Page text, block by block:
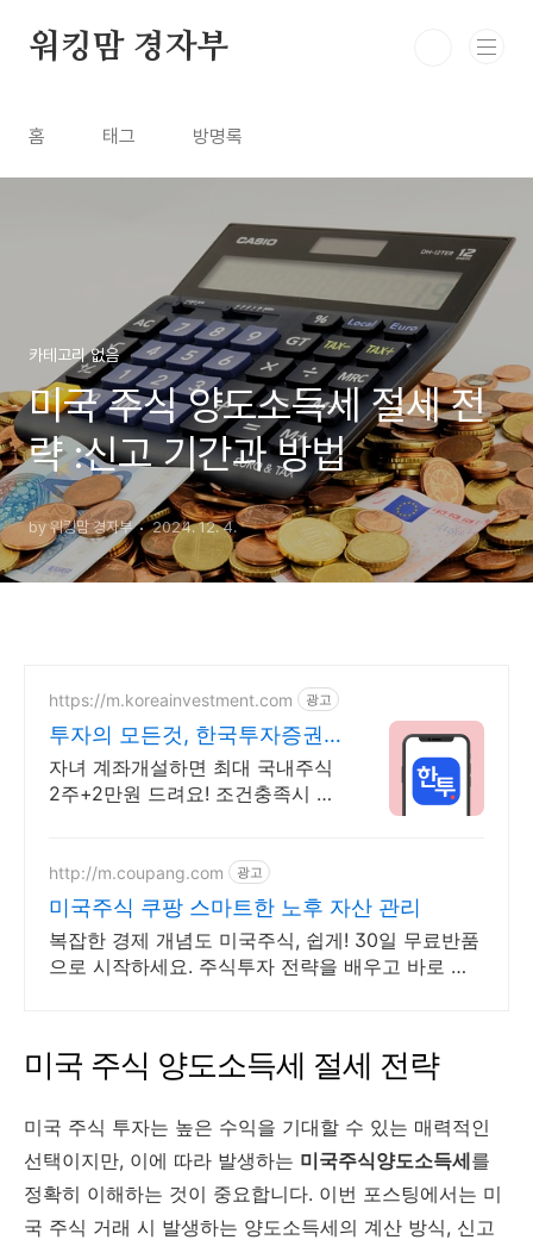
워킹맘 경자부
홈 태그 방명록
카테고리 없음
미국 주식 양도소득세 절세 전
략 :신고 기간과 방법
by 워킹맘 경자부 2024. 12. 4.
https://m.koreainvestment.com 광고
투자의 모든것, 한국투자증권
지금은 한국투자!
자녀 계좌개설하면 최대 국내주식
2주+2만원 드려요! 조건충족시 최
http://m.coupang.com 광고
미국주식 쿠팡 스마트한 노후 자산 관리
복잡한 경제 개념도 미국주식, 쉽게! 30일 무료반품
으로 시작하세요. 주식투자 전략을 배우고 바로 실
미국 주식 양도소득세 절세 전략
미국 주식 투자는 높은 수익을 기대할 수 있는 매력적인
선택이지만, 이에 따라 발생하는 미국주식양도소득세를
정확히 이해하는 것이 중요합니다. 이번 포스팅에서는 미
국 주식 거래 시 발생하는 양도소득세의 계산 방식, 신고